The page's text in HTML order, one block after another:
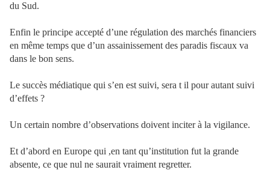
du Sud.
Enfin le principe accepté d’une régulation des marchés financiers
en même temps que d’un assainissement des paradis fiscaux va
dans le bon sens.
Le succès médiatique qui s’en est suivi, sera t il pour autant suivi
d’effets ?
Un certain nombre d’observations doivent inciter à la vigilance.
Et d’abord en Europe qui ,en tant qu’institution fut la grande
absente, ce que nul ne saurait vraiment regretter.